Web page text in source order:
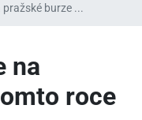
burze ...
na
roce